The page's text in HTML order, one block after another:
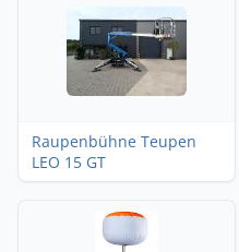
Raupenbühne Teupen
LEO 15 GT